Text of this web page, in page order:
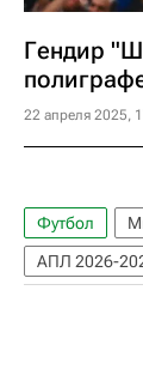
Гендир
22 апреля 2025,
Футбол
АПЛ 2026-